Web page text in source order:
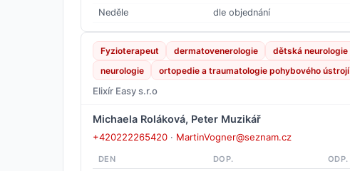
Neděle
dle objednání
Fyzioterapeut dermatovenerologie dětská neurologie
neurologie
ortopedie a traumatologie pohybového ústrojí
Elixír Easy s.r.o
Michaela Roláková, Peter Muzikář
+420222265420 · MartinVogner@seznam.cz
DEN DOP. ODP.